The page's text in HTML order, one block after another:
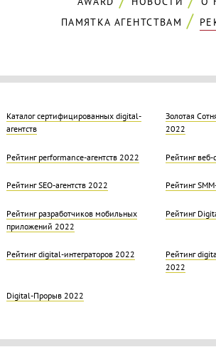
ПАМЯТКА АГЕНТСТВАМ
Каталог сертифицированных digital-
агентств
Золотая
2022
Рейтинг performance-агентств 2022 Рейтинг
Рейтинг SEO-агентств 2022 Рейтинг
Рейтинг разработчиков мобильных
приложений 2022
Рейтинг
Рейтинг digital-интеграторов 2022
Рейтинг
2022
Digital-Прорыв 2022